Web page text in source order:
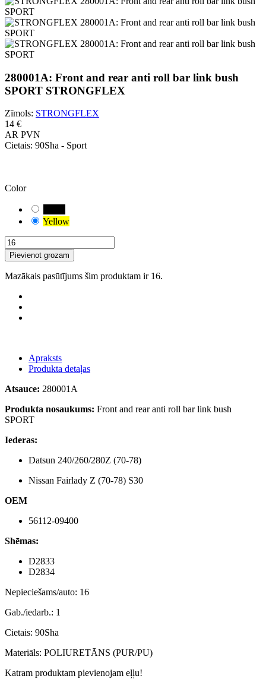
280001A: Front and rear anti roll bar link bush
SPORT STRONGFLEX
Zīmols: STRONGFLEX
14 €
AR PVN
Cietais: 90Sha - Sport
Color
Yellow
Pievienot grozam
Mazākais pasūtījums šim produktam ir 16.
Apraksts
Produkta detaļas
Atsauce: 280001A
Produkta nosaukums: Front and rear anti roll bar link bush
SPORT
Iederas:
Datsun 240/260/280Z (70-78)
Nissan Fairlady Z (70-78) S30
OEM
56112-09400
Shēmas:
D2833
D2834
Nepieciešams/auto: 16
Gab./iedarb.: 1
Cietais: 90Sha
Materiāls: POLIURETĀNS (PUR/PU)
Katram produktam pievienojam eļļu!